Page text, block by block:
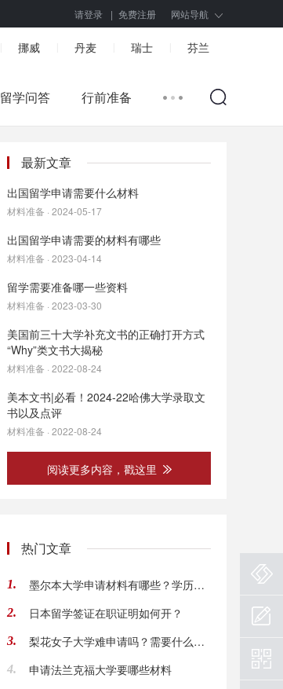
请登录 | 免费注册 网站导航
挪威 丹麦 瑞士 芬兰
留学问答 行前准备
最新文章
出国留学申请需要什么材料
材料准备 · 2024-05-17
出国留学申请需要的材料有哪些
材料准备 · 2023-04-14
留学需要准备哪一些资料
材料准备 · 2023-03-30
美国前三十大学补充文书的正确打开方式
“Why”类文书大揭秘
材料准备 · 2022-08-24
美本文书|必看！2024-22哈佛大学录取文
书以及点评
材料准备 · 2022-08-24
阅读更多内容，戳这里
热门文章
1. 墨尔本大学申请材料有哪些？学历、语言、推荐信等材料盘点
2. 日本留学签证在职证明如何开？
3. 梨花女子大学难申请吗？需要什么条件呢？
4. 申请法兰克福大学要哪些材料